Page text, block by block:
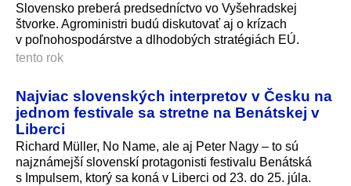
Slovensko preberá predsedníctvo vo Vyšehradskej
štvorke. Agroministri budú diskutovať aj o krízach
v poľnohospodárstve a dlhodobých stratégiách EÚ.
tento rok
Najviac slovenských interpretov v Česku na
jednom festivale sa stretne na Benátskej v
Liberci
Richard Müller, No Name, ale aj Peter Nagy – to sú
najznámejší slovenskí protagonisti festivalu Benátská
s Impulsem, ktorý sa koná v Liberci od 23. do 25. júla.